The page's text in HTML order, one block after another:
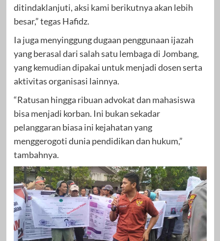
ditindaklanjuti, aksi kami berikutnya akan lebih
besar,” tegas Hafidz.
Ia juga menyinggung dugaan penggunaan ijazah
yang berasal dari salah satu lembaga di Jombang,
yang kemudian dipakai untuk menjadi dosen serta
aktivitas organisasi lainnya.
“Ratusan hingga ribuan advokat dan mahasiswa
bisa menjadi korban. Ini bukan sekadar
pelanggaran biasa ini kejahatan yang
menggerogoti dunia pendidikan dan hukum,”
tambahnya.